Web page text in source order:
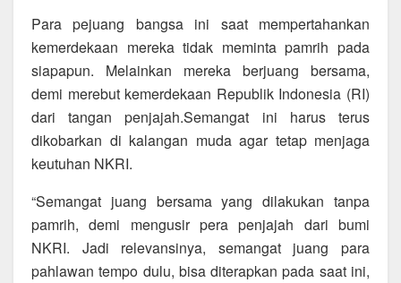
o
k
p
Para pejuang bangsa ini saat mempertahankan
kemerdekaan mereka tidak meminta pamrih pada
siapapun. Melainkan mereka berjuang bersama,
demi merebut kemerdekaan Republik Indonesia (RI)
dari tangan penjajah.Semangat ini harus terus
dikobarkan di kalangan muda agar tetap menjaga
keutuhan NKRI.
“Semangat juang bersama yang dilakukan tanpa
pamrih, demi mengusir pera penjajah dari bumi
NKRI. Jadi relevansinya, semangat juang para
pahlawan tempo dulu, bisa diterapkan pada saat ini,